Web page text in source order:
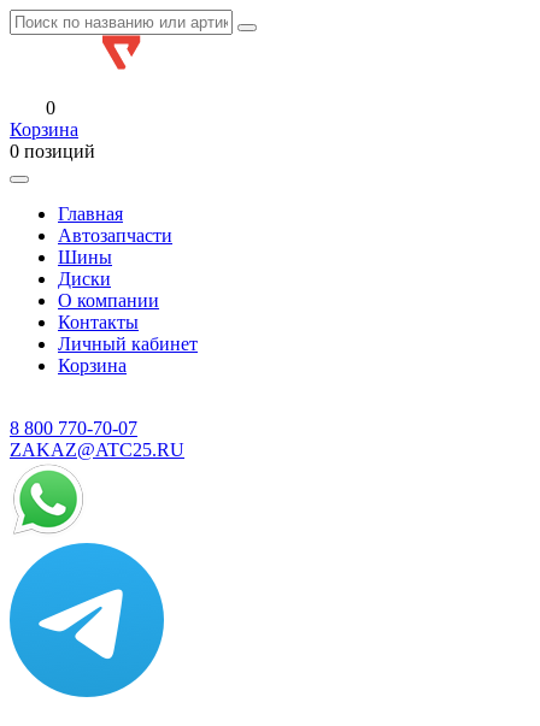
0
Корзина
0 позиций
Главная
Автозапчасти
Шины
Диски
О компании
Контакты
Личный кабинет
Корзина
8 800 770-70-07
ZAKAZ@ATC25.RU